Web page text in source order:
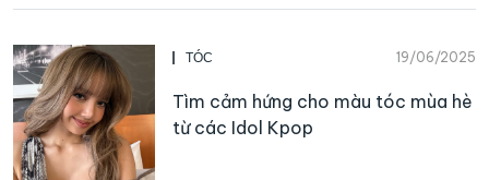
TÓC 19/06/2025
Tìm cảm hứng cho màu tóc mùa hè
từ các Idol Kpop